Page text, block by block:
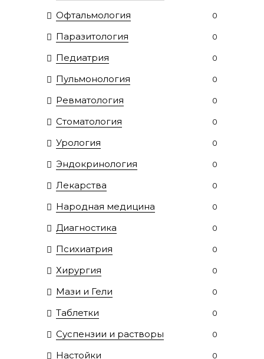
Офтальмология 0
Паразитология 0
Педиатрия 0
Пульмонология 0
Ревматология 0
Стоматология 0
Урология 0
Эндокринология 0
Лекарства 0
Народная медицина 0
Диагностика 0
Психиатрия 0
Хирургия 0
Мази и Гели 0
Таблетки 0
Суспензии и растворы 0
Настойки 0